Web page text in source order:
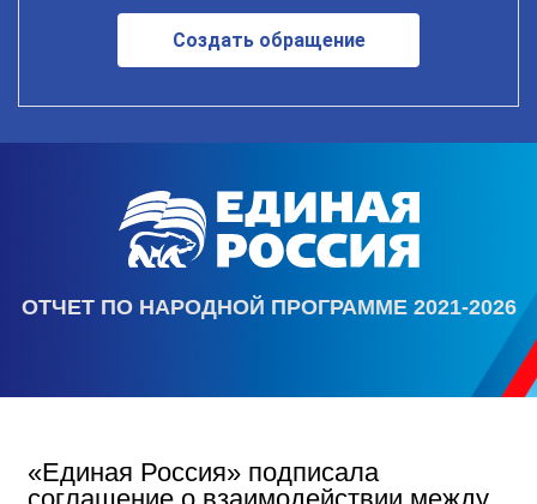
Создать обращение
ОТЧЕТ ПО НАРОДНОЙ ПРОГРАММЕ 2021-2026
«Единая Россия» подписала
соглашение о взаимодействии между